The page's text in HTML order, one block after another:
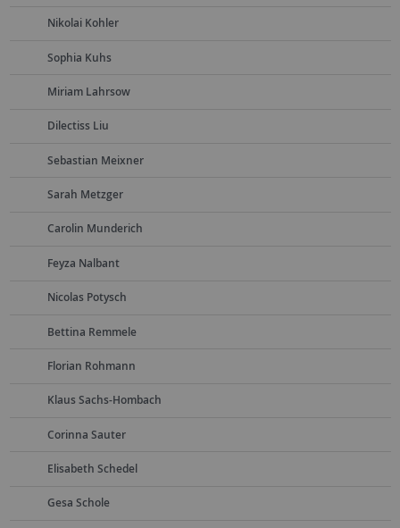
Nikolai Kohler
Sophia Kuhs
Miriam Lahrsow
Dilectiss Liu
Sebastian Meixner
Sarah Metzger
Carolin Munderich
Feyza Nalbant
Nicolas Potysch
Bettina Remmele
Florian Rohmann
Klaus Sachs-Hombach
Corinna Sauter
Elisabeth Schedel
Gesa Schole